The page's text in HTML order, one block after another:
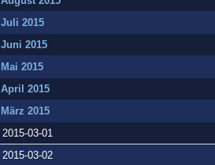
Juli 2015
Juni 2015
Mai 2015
April 2015
März 2015
2015-03-01
2015-03-02